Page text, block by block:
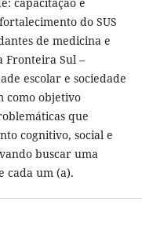
do SUS
de medicina e
Fronteira Sul –
escolar e sociedade
como objetivo
que
cognitivo, social e
buscar uma
cada um (a).